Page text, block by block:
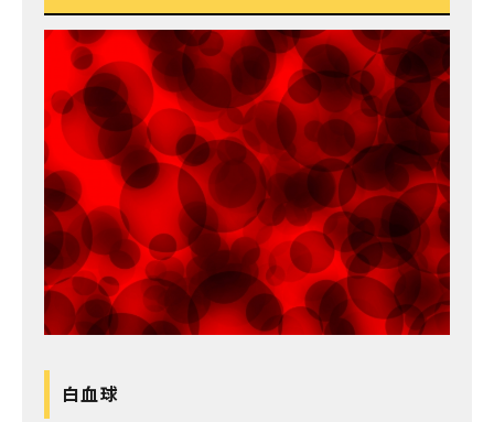
白血球